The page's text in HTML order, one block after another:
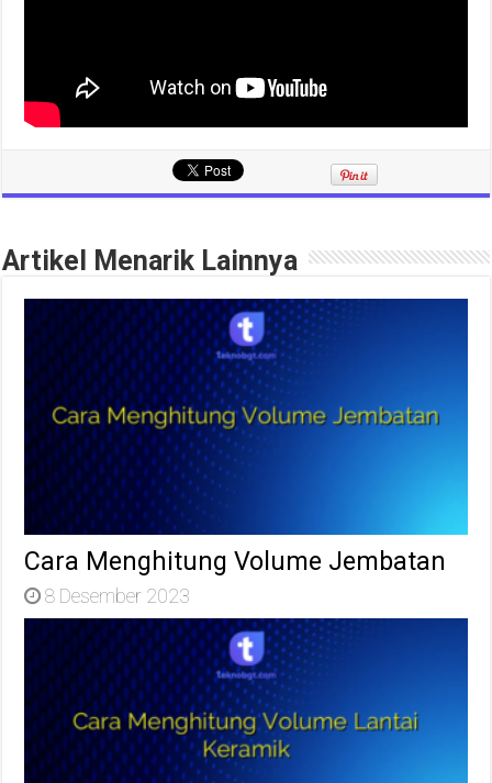
Artikel Menarik Lainnya
Cara Menghitung Volume Jembatan
8 Desember 2023